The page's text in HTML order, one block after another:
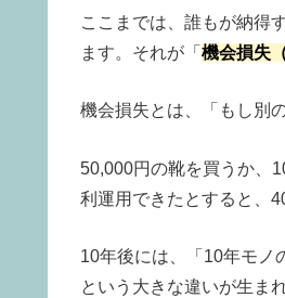
ここまでは、誰もが納得
ます。それが「 機会損失
機会損失とは、「もし別
50,000円の靴を買うか、
利運用できたとすると、
10年後には、「10年モノ
という大きな違いが生ま